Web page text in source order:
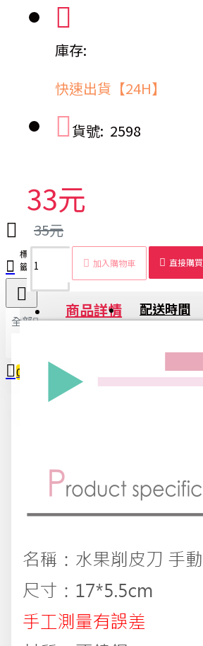
全部
2025限時精選優惠區
DIY專區
五金用品
交換禮物專區 95折
0
您的購物車內沒有商品！
庫存:
快速出貨【24H】
貨號: 2598
33元
35元
加入購物車 直接購買
標
籤：
皮刀
刨刀
刨刀
皮
器
商品詳情 配送時間